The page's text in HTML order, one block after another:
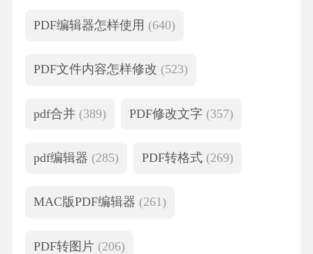
PDF编辑器怎样使用 (640)
PDF文件内容怎样修改 (523)
pdf合并 (389) PDF修改文字 (357)
pdf编辑器 (285) PDF转格式 (269)
MAC版PDF编辑器 (261)
PDF转图片 (206)